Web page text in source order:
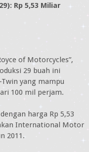
Rp 5,53 Miliar
of Motorcycles”,
29 buah ini
Twin yang mampu
100 mil perjam.
harga Rp 5,53
International Motor
2011.